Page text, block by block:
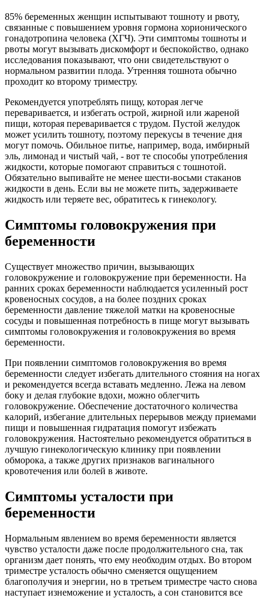
85% беременных женщин испытывают тошноту и рвоту,
связанные с повышением уровня гормона хорионического
гонадотропина человека (ХГЧ). Эти симптомы тошноты и
рвоты могут вызывать дискомфорт и беспокойство, однако
исследования показывают, что они свидетельствуют о
нормальном развитии плода. Утренняя тошнота обычно
проходит ко второму триместру.
Рекомендуется употреблять пищу, которая легче
переваривается, и избегать острой, жирной или жареной
пищи, которая переваривается с трудом. Пустой желудок
может усилить тошноту, поэтому перекусы в течение дня
могут помочь. Обильное питье, например, вода, имбирный
эль, лимонад и чистый чай, - вот те способы употребления
жидкости, которые помогают справиться с тошнотой.
Обязательно выпивайте не менее шести-восьми стаканов
жидкости в день. Если вы не можете пить, задерживаете
жидкость или теряете вес, обратитесь к гинекологу.
Симптомы головокружения при
беременности
Существует множество причин, вызывающих
головокружение и головокружение при беременности. На
ранних сроках беременности наблюдается усиленный рост
кровеносных сосудов, а на более поздних сроках
беременности давление тяжелой матки на кровеносные
сосуды и повышенная потребность в пище могут вызывать
симптомы головокружения и головокружения во время
беременности.
При появлении симптомов головокружения во время
беременности следует избегать длительного стояния на ногах
и рекомендуется всегда вставать медленно. Лежа на левом
боку и делая глубокие вдохи, можно облегчить
головокружение. Обеспечение достаточного количества
калорий, избегание длительных перерывов между приемами
пищи и повышенная гидратация помогут избежать
головокружения. Настоятельно рекомендуется обратиться в
лучшую гинекологическую клинику при появлении
обморока, а также других признаков вагинального
кровотечения или болей в животе.
Симптомы усталости при
беременности
Нормальным явлением во время беременности является
чувство усталости даже после продолжительного сна, так
организм дает понять, что ему необходим отдых. Во втором
триместре усталость обычно сменяется ощущением
благополучия и энергии, но в третьем триместре часто снова
наступает изнеможение и усталость, а сон становится все